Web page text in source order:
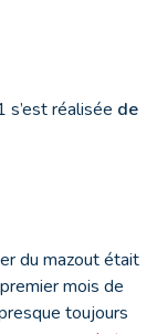
s’est réalisée de
du mazout était
mois de
toujours